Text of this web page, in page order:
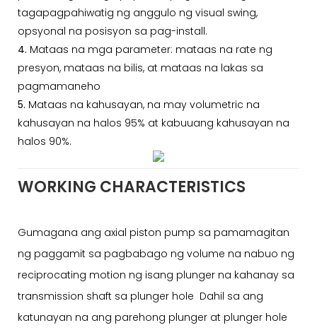
tagapagpahiwatig ng anggulo ng visual swing,
opsyonal na posisyon sa pag-install.
4. Mataas na mga parameter: mataas na rate ng
presyon, mataas na bilis, at mataas na lakas sa
pagmamaneho
5. Mataas na kahusayan, na may volumetric na
kahusayan na halos 95% at kabuuang kahusayan na
halos 90%.
WORKING CHARACTERISTICS
Gumagana ang axial piston pump sa pamamagitan
ng paggamit sa pagbabago ng volume na nabuo ng
reciprocating motion ng isang plunger na kahanay sa
transmission shaft sa plunger hole Dahil sa ang
katunayan na ang parehong plunger at plunger hole